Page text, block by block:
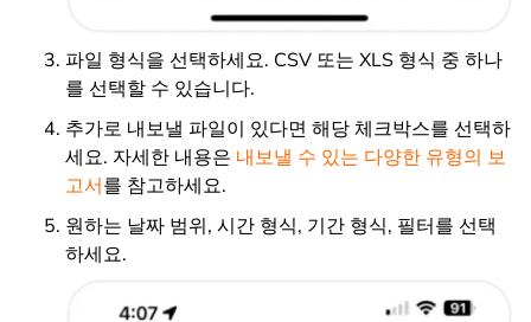
파일 형식을 선택하세요. CSV 또는 XLS 형식 중 하나
를 선택할 수 있습니다.
추가로 내보낼 파일이 있다면 해당 체크박스를 선택하
세요. 자세한 내용은 내보낼 수 있는 다양한 유형의 보
고서를 참고하세요.
원하는 날짜 범위, 시간 형식, 기간 형식, 필터를 선택
하세요.